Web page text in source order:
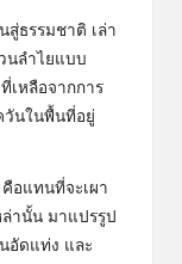
ธรรมชาติ เล่า
นลำไยแบบ
เหลือจากการ
วันในพื้นที่อยู่
อแทนที่จะเผา
ล่านั้น มาแปรรูป
อัดแท่ง และ